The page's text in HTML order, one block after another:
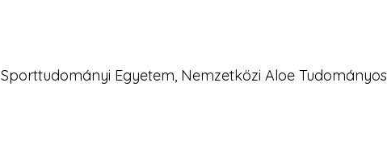
Egyetem, Nemzetközi Aloe Tudományos